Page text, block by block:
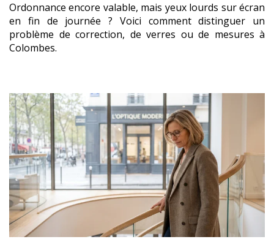
Ordonnance encore valable, mais yeux lourds sur écran
en fin de journée ? Voici comment distinguer un
problème de correction, de verres ou de mesures à
Colombes.